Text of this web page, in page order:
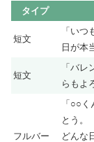
タイプ
短文
「い
日が本
短文
「バ
らもよ
フルバー
「○○
とう。
どんな